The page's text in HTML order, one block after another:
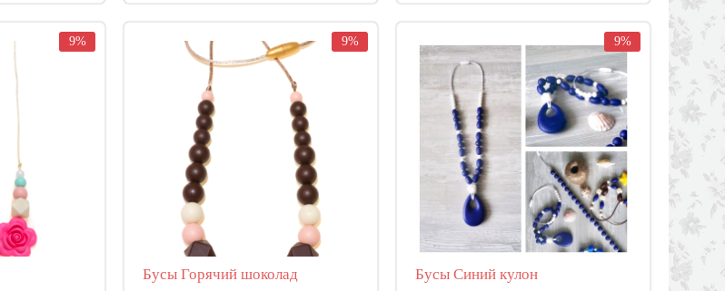
9% 9%
Бусы Горячий шоколад
9%
Бусы Синий кулон